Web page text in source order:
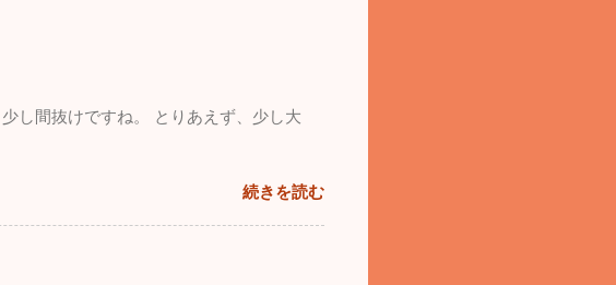
し間抜けですね。 とりあえず、少し大
続きを読む